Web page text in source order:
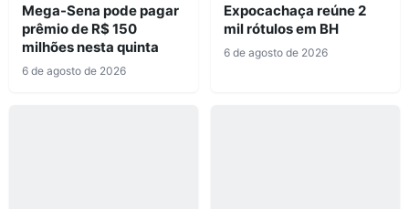
Mega-Sena pode pagar
prêmio de R$ 150
milhões nesta quinta
6 de agosto de 2026
Expocachaça reúne 2
mil rótulos em BH
6 de agosto de 2026